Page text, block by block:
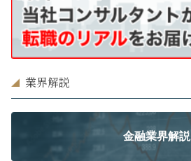
業界解説
金融業界解説